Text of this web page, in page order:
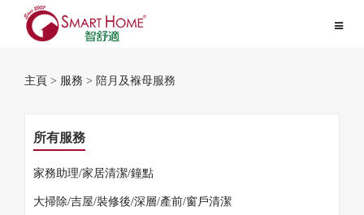
Toggle
主頁 > 服務 > 陪月及褓母服務
所有服務
家務助理/家居清潔/鐘點
大掃除/吉屋/裝修後/深層/產前/窗戶清潔